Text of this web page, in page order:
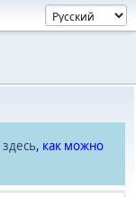
здесь, как можно